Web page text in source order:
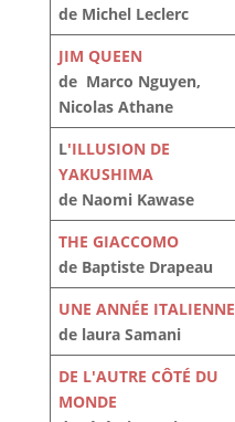
de Michel Leclerc
JIM QUEEN
de Marco Nguyen,
Nicolas Athane
L'ILLUSION DE
YAKUSHIMA
de Naomi Kawase
THE GIACCOMO
de Baptiste Drapeau
UNE ANNÉE ITALIENNE
de laura Samani
DE L'AUTRE CÔTÉ DU
MONDE